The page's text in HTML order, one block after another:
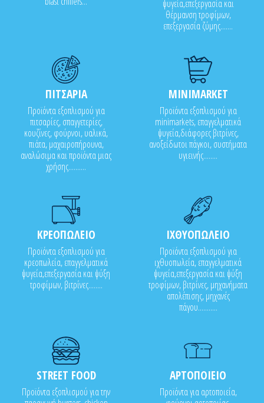
ψυγεία,επεξεργασία και
θέρμανση τροφίμων,
επεξεργασία ζύμης.......
ΠΙΤΣΑΡΙΑ
Προϊόντα εξοπλισμού για
πιτσαρίες, σπαγγετερίες,
κουζίνες, φούρνοι, υαλικά,
πιάτα, μαχαιροπήρουνα,
αναλώσιμα και προϊόντα μιας
χρήσης..........
MINIMARKET
Προϊόντα εξοπλισμού για
minimarkets, επαγγελματικά
ψυγεία,διάφορες βιτρίνες,
ανοξείδωτοι πάγκοι, συστήματα
υγιεινής........
ΚΡΕΟΠΩΛΕΙΟ
Προϊόντα εξοπλισμού για
κρεοπωλεία, επαγγελματικά
ψυγεία,επεξεργασία και ψύξη
τροφίμων, βιτρίνες........
ΙΧΘΥΟΠΩΛΕΙΟ
Προϊόντα εξοπλισμού για
ιχθυοπωλεία, επαγγελματικά
ψυγεία,επεξεργασία και ψύξη
τροφίμων, βιτρίνες, μηχανήματα
απολέπισης, μηχανές
πάγου...........
STREET FOOD
Προϊόντα εξοπλισμού για την
ΑΡΤΟΠΟΙΕΙΟ
Προϊόντα για αρτοποιεία,